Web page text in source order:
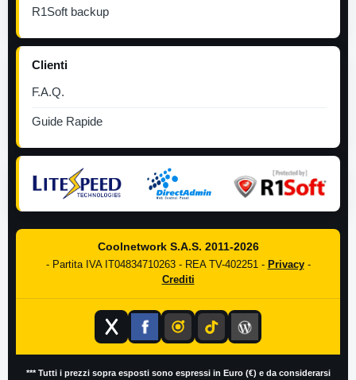
R1Soft backup
Clienti
F.A.Q.
Guide Rapide
Coolnetwork S.A.S. 2011-2026
- Partita IVA IT04834710263 - REA TV-402251 - Privacy-
Crediti
*** Tutti i prezzi sopra esposti sono espressi in Euro (€) e da considerarsi